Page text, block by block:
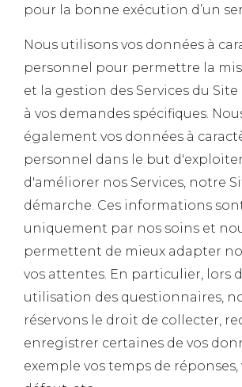
pour la bonne exécution d’un
Nous utilisons vos données à
personnel pour permettre la
et la gestion des Services du
à vos demandes spécifiques.
également vos données à
personnel dans le but
d'améliorer nos Services, notre
démarche. Ces informations
uniquement par nos soins et
permettent de mieux adapter
vos attentes. En particulier, lors
utilisation des questionnaires,
réservons le droit de collecter,
enregistrer certaines de vos
exemple vos temps de réponses,